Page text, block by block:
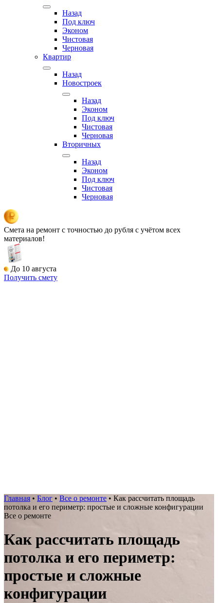
Назад
Под ключ
Эконом
Чистовая
Черновая
Квартир
Назад
Новостроек
Назад
Эконом
Под ключ
Чистовая
Черновая
Вторичных
Назад
Эконом
Под ключ
Чистовая
Черновая
Смета на ремонт с точностью до рубля с учётом всех
материалов!
До 10 августа
Получить смету
Главная • Блог • Все о ремонте • Как рассчитать площадь
потолка и его периметр: простые и сложные конфигурации
Все о ремонте
Как рассчитать площадь
потолка и его периметр:
простые и сложные
конфигурации